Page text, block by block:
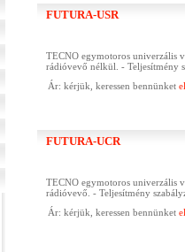
FUTURA-USR
TECNO egymotoros univerzális
rádióvevő nélkül. - Teljesítmény
Ár: kérjük, keressen bennünket
FUTURA-UCR
TECNO egymotoros univerzális
rádióvevő. - Teljesítmény
Ár: kérjük, keressen bennünket